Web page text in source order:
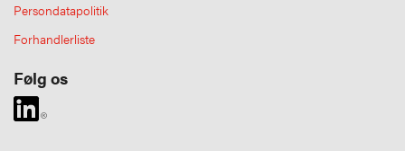
Persondatapolitik
Forhandlerliste
Følg os